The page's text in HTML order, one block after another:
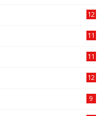
12
11
11
12
9